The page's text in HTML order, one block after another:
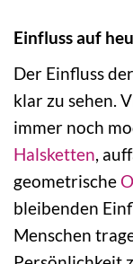
Einfluss auf
Der Einfluss
klar zu sehen.
immer noch
Halsketten,
geometrische
bleibenden
Menschen